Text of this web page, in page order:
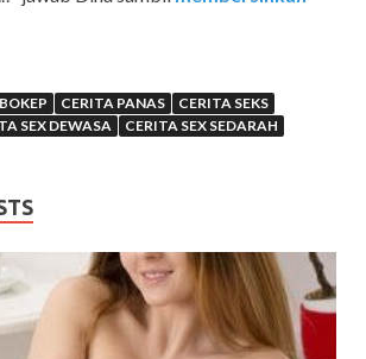
CERITA PANAS
CERITA SEKS
SEX DEWASA CERITA SEX SEDARAH